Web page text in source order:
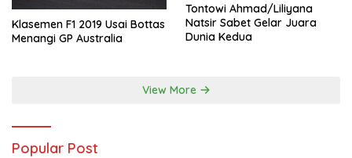
Klasemen F1 2019 Usai Bottas
Menangi GP Australia
Tontowi Ahmad/Liliyana
Natsir Sabet Gelar Juara
Dunia Kedua
View More
Popular Post